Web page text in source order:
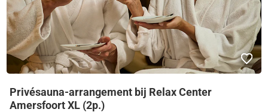
Privésauna-arrangement bij Relax Center
Amersfoort XL (2p.)